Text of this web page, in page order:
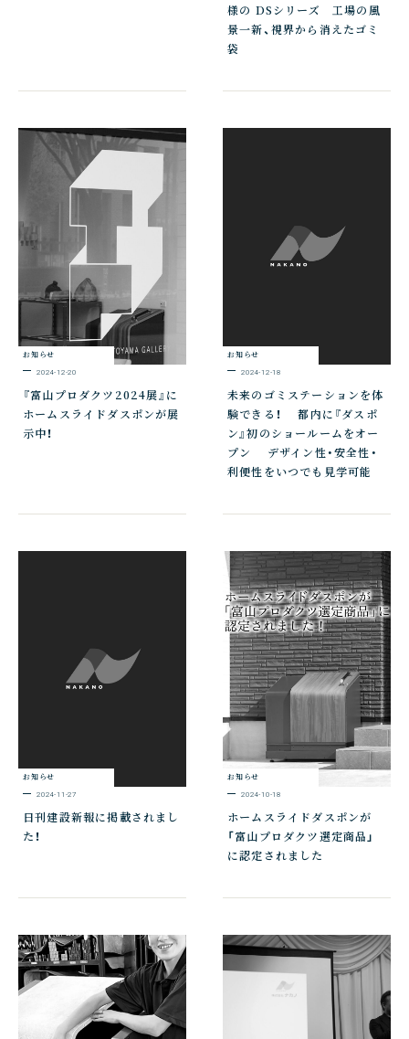
様の DSシリーズ 工場の風
景一新、視界から消えたゴミ
袋
お知らせ
2024-12-20
『富山プロダクツ2024展』に
ホームスライドダスポンが展
示中！
お知らせ
2024-12-18
未来のゴミステーションを体
験できる！ 都内に『ダスポ
ン』初のショールームをオー
プン デザイン性・安全性・
利便性をいつでも見学可能
お知らせ
2024-11-27
日刊建設新報に掲載されまし
た！
お知らせ
2024-10-18
ホームスライドダスポンが
「富山プロダクツ選定商品」
に認定されました